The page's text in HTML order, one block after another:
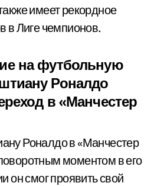
имеет рекордное
в Лиге чемпионов.
на футбольную
Роналдо
в «Манчестер
Роналдо в «Манчестер
моментом в его
он смог проявить свой